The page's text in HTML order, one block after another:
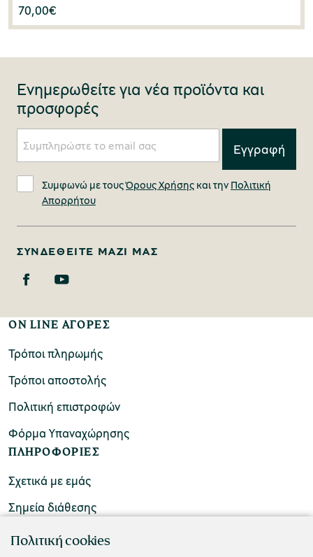
70,00€
Ενημερωθείτε για νέα προϊόντα και
προσφορές
Συμφωνώ με τουςΌρους Χρήσης και την Πολιτική
Απορρήτου
ΣΥΝΔΕΘΕΊΤΕ ΜΑΖΊ ΜΑΣ
ON LINE ΑΓΟΡΕΣ
Τρόποι πληρωμής
Τρόποι αποστολής
Πολιτική επιστροφών
Φόρμα Υπαναχώρησης
ΠΛΗΡΟΦΟΡΙΕΣ
Σχετικά με εμάς
Σημεία διάθεσης
Πολιτική cookies